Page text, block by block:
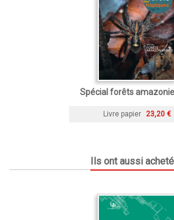
Spécial forêts
Livre papier 23,20 €
Ils ont aussi acheté